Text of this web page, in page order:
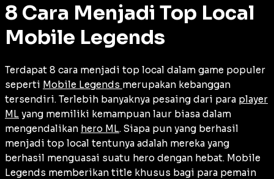
8 Cara Menjadi Top Local
Mobile Legends
Terdapat 8 cara menjadi top local dalam game populer
seperti Mobile Legends merupakan kebanggan
tersendiri. Terlebih banyaknya pesaing dari para player
ML yang memiliki kemampuan laur biasa dalam
mengendalikan hero ML. Siapa pun yang berhasil
menjadi top local tentunya adalah mereka yang
berhasil menguasai suatu hero dengan hebat. Mobile
Legends memberikan title khusus bagi para pemain